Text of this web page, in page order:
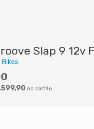
Slap 9 12v
no cartão